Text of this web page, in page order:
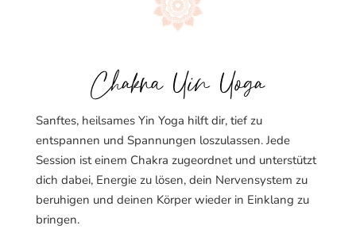
Chakra Yin Yoga
Sanftes, heilsames Yin Yoga hilft dir, tief zu
entspannen und Spannungen loszulassen. Jede
Session ist einem Chakra zugeordnet und unterstützt
dich dabei, Energie zu lösen, dein Nervensystem zu
beruhigen und deinen Körper wieder in Einklang zu
bringen.